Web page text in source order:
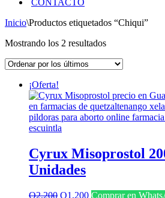
CONTACTO
Inicio\Productos etiquetados “Chiqui”
Mostrando los 2 resultadosOrdenado
los
¡Oferta!
Cyrux Misoprostol
Unidades
Q2,200 El
Q1,200ElComprar en